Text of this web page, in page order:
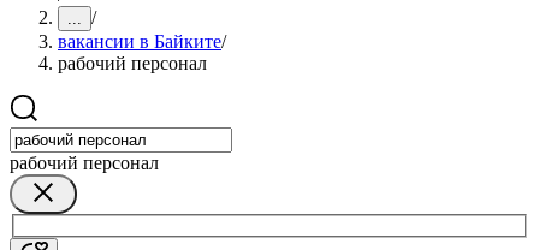
... /
вакансии в Байките/
рабочий персонал
рабочий персонал